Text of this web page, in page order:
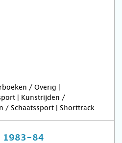
/ Overig |
| Kunstrijden /
/ Schaatssport | Shorttrack
1983-84